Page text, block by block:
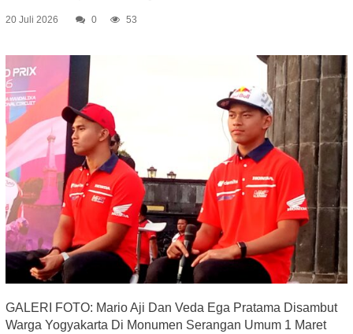
20 Juli 2026 0 53
GALERI FOTO: Mario Aji Dan Veda Ega Pratama Disambut
Warga Yogyakarta Di Monumen Serangan Umum 1 Maret